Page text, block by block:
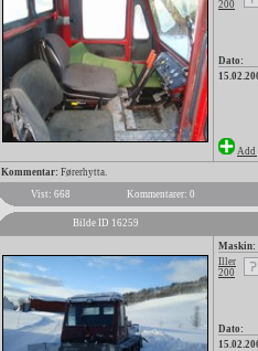
200
Dato:
Add
Kommentar: Førerhytta.
Vist: 668
Kommentarer: 0
Bilde ID 16259
Maskin:
Iller
200
Dato: